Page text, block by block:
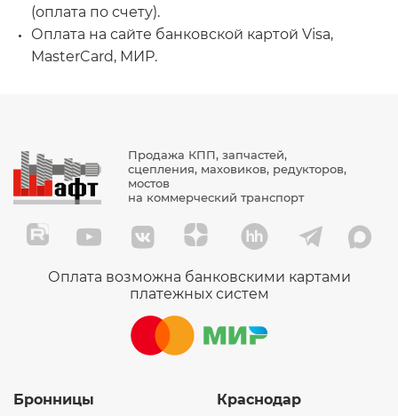
(оплата по счету).
Оплата на сайте банковской картой Visa,
MasterCard, МИР.
Продажа КПП, запчастей,
сцепления, маховиков, редукторов,
мостов
на коммерческий транспорт
Оплата возможна банковскими картами
платежных систем
Бронницы Краснодар